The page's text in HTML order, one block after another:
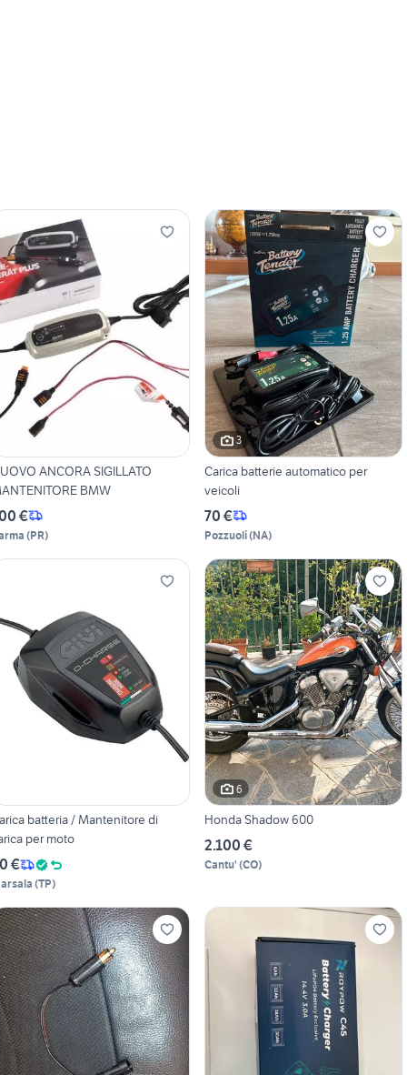
ANCORA SIGILLATO
BMW
€
(PR)
3
Carica batterie automatico per
veicoli
70 €
Pozzuoli(NA)
batteria / Mantenitore di
per moto
€
(TP)
6
Honda Shadow 600
2.100 €
Cantu' (CO)